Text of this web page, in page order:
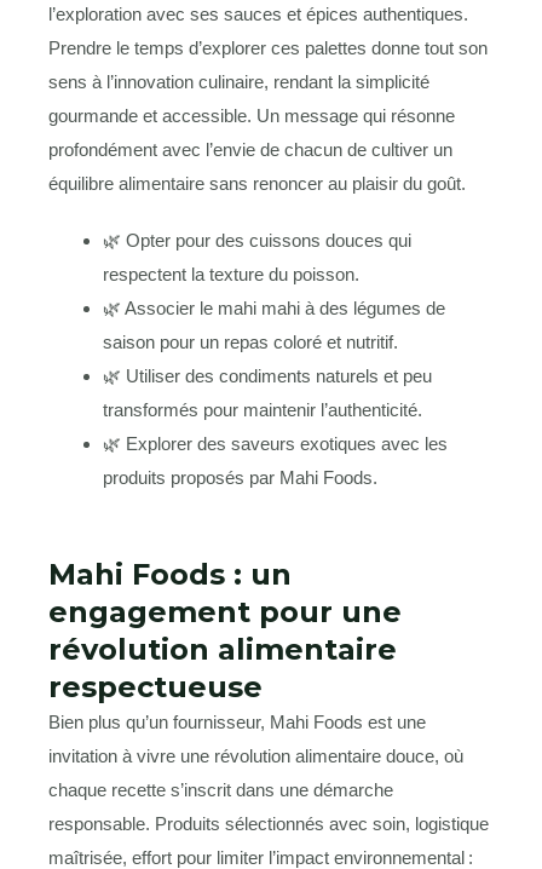
l’exploration avec ses sauces et épices authentiques.
Prendre le temps d’explorer ces palettes donne tout son
sens à l’innovation culinaire, rendant la simplicité
gourmande et accessible. Un message qui résonne
profondément avec l’envie de chacun de cultiver un
équilibre alimentaire sans renoncer au plaisir du goût.
🌿 Opter pour des cuissons douces qui
respectent la texture du poisson.
🌿 Associer le mahi mahi à des légumes de
saison pour un repas coloré et nutritif.
🌿 Utiliser des condiments naturels et peu
transformés pour maintenir l’authenticité.
🌿 Explorer des saveurs exotiques avec les
produits proposés par Mahi Foods.
Mahi Foods : un
engagement pour une
révolution alimentaire
respectueuse
Bien plus qu’un fournisseur, Mahi Foods est une
invitation à vivre une révolution alimentaire douce, où
chaque recette s’inscrit dans une démarche
responsable. Produits sélectionnés avec soin, logistique
maîtrisée, effort pour limiter l’impact environnemental :